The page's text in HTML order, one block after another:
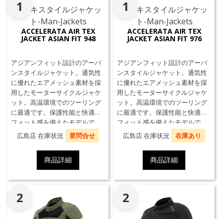
1
ACCELERATA AIR TEX
JACKET ASIAN FIT 948
アジアンフィット設計のアーバ
ンスタイルジャケット。通気性
に優れたエアメッシュ素材を採
用したモーターサイクルジャケ
ット。高温環境でのツーリング
に最適です。保護性能と快適な
フィット感を備えたモデルで
す。
広島店 在庫状況 要問合せ
商品詳細
1
ACCELERATA AIR TEX
JACKET ASIAN FIT 976
アジアンフィット設計のアーバ
ンスタイルジャケット。通気性
に優れたエアメッシュ素材を採
用したモーターサイクルジャケ
ット。高温環境でのツーリング
に最適です。保護性能と快適な
フィット感を備えたモデルで
す。
広島店 在庫状況 在庫あり
商品詳細
2 2